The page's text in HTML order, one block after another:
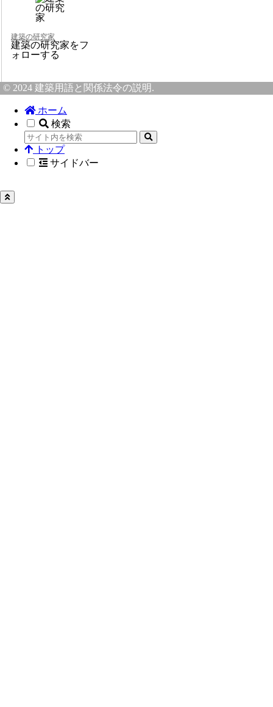
建築の研究家
建築の研究家をフ
ォローする
© 2024 建築用語と関係法令の説明.
ホーム
検索
トップ
サイドバー